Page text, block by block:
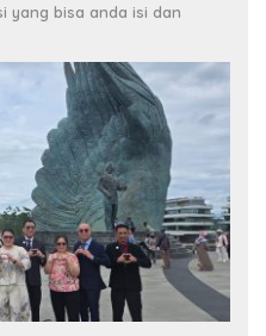
yang bisa anda isi dan